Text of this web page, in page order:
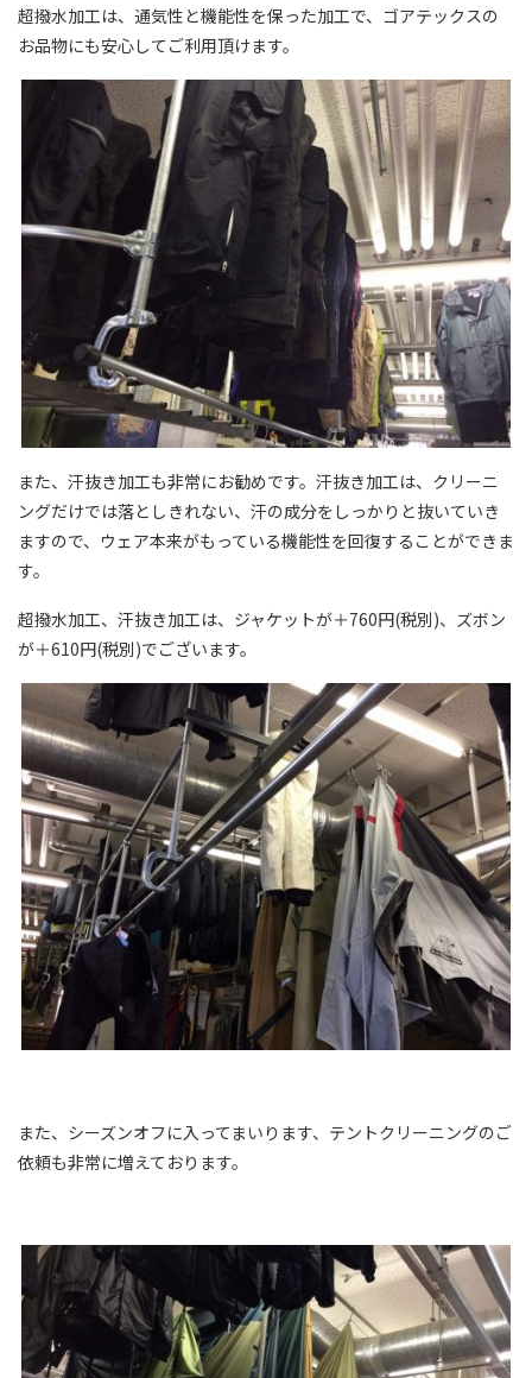
超撥水加工は、通気性と機能性を保った加工で、ゴアテックスの
お品物にも安心してご利用頂けます。
また、汗抜き加工も非常にお勧めです。汗抜き加工は、クリーニ
ングだけでは落としきれない、汗の成分をしっかりと抜いていき
ますので、ウェア本来がもっている機能性を回復することができま
す。
超撥水加工、汗抜き加工は、ジャケットが＋760円(税別)、ズボン
が＋610円(税別)でございます。
また、シーズンオフに入ってまいります、テントクリーニングのご
依頼も非常に増えております。